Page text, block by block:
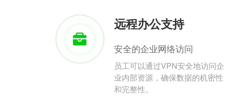
远程办公支持
安全的企业网络访问
员工可以通过VPN安全地访问企
业内部资源，确保数据的机密性
和完整性。